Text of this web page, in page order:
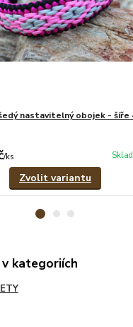
nastavitelný obojek - šíře
/ks
Zvolit variantu
kategoriích